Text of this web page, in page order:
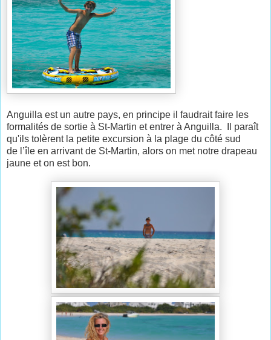
Anguilla est un autre pays, en principe il faudrait faire les
formalités de sortie à St-Martin et entrer à Anguilla. Il paraît
qu'ils tolèrent la petite excursion à la plage du côté sud
de l’île en arrivant de St-Martin, alors on met notre drapeau
jaune et on est bon.